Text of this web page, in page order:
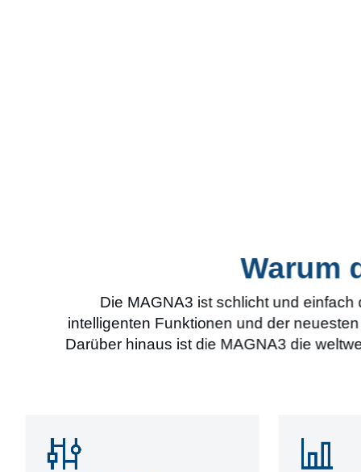
Warum
Die MAGNA3 ist schlicht und
intelligenten Funktionen und der
Darüber hinaus ist die MAGNA3 die